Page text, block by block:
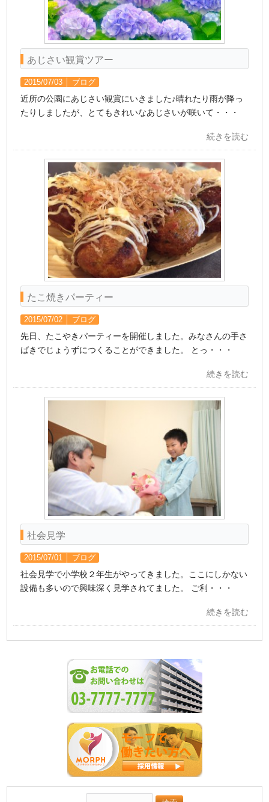
あじさい観賞ツアー
2015/07/03 │ ブログ
近所の公園にあじさい観賞にいきました♪晴れたり雨が降っ
たりしましたが、とてもきれいなあじさいが咲いて・・・
続きを読む
たこ焼きパーティー
2015/07/02 │ ブログ
先日、たこやきパーティーを開催しました。みなさんの手さ
ばきでじょうずにつくることができました。 とっ・・・
続きを読む
社会見学
2015/07/01 │ ブログ
社会見学で小学校２年生がやってきました。ここにしかない
設備も多いので興味深く見学されてました。 ご利・・・
続きを読む